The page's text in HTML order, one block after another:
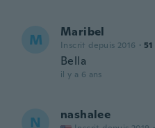
M Maribel
Inscrit depuis 2016 · 51
Bella
il y a 6 ans
N nashalee